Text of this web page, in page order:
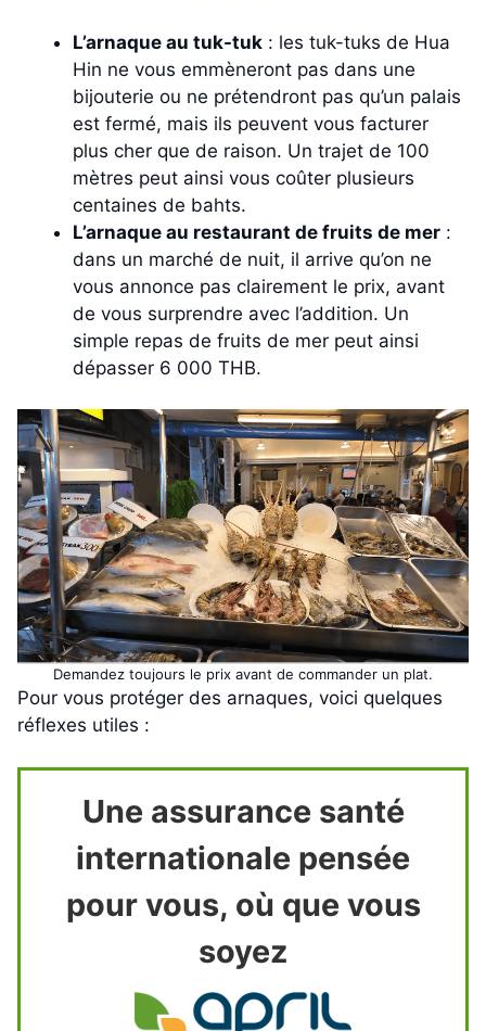
L’arnaque au tuk-tuk : les tuk-tuks de Hua
Hin ne vous emmèneront pas dans une
bijouterie ou ne prétendront pas qu’un palais
est fermé, mais ils peuvent vous facturer
plus cher que de raison. Un trajet de 100
mètres peut ainsi vous coûter plusieurs
centaines de bahts.
L’arnaque au restaurant de fruits de mer :
dans un marché de nuit, il arrive qu’on ne
vous annonce pas clairement le prix, avant
de vous surprendre avec l’addition. Un
simple repas de fruits de mer peut ainsi
dépasser 6 000 THB.
Demandez toujours le prix avant de commander un plat.
Pour vous protéger des arnaques, voici quelques
réflexes utiles :
Une assurance santé
internationale pensée
pour vous, où que vous
soyez